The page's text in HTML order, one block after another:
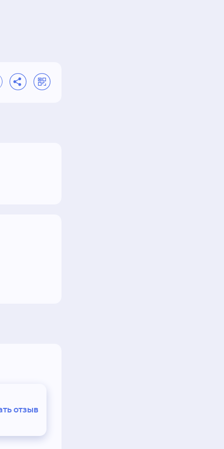
отзыв